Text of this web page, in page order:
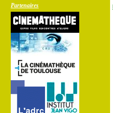
Partenaires